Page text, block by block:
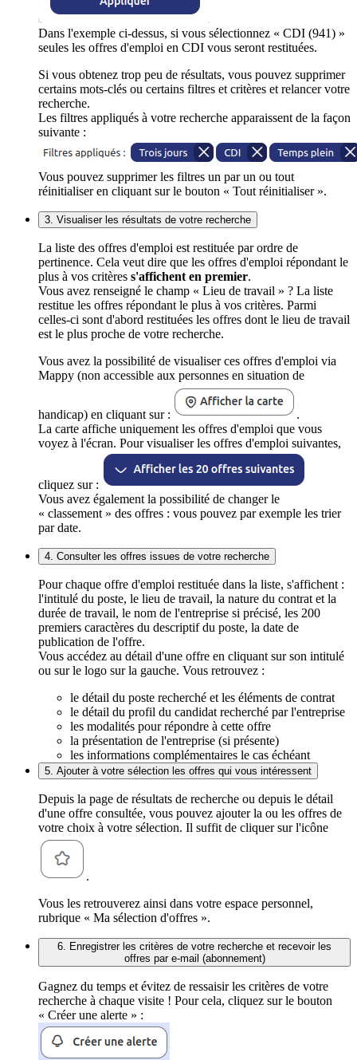
Dans l'exemple ci-dessus, si vous sélectionnez « CDI (941) »
seules les offres d'emploi en CDI vous seront restituées.
Si vous obtenez trop peu de résultats, vous pouvez supprimer
certains mots-clés ou certains filtres et critères et relancer votre
recherche.
Les filtres appliqués à votre recherche apparaissent de la façon
suivante :
Vous pouvez supprimer les filtres un par un ou tout
réinitialiser en cliquant sur le bouton « Tout réinitialiser ».
3. Visualiser les résultats de votre recherche
La liste des offres d'emploi est restituée par ordre de
pertinence. Cela veut dire que les offres d'emploi répondant le
plus à vos critères s'affichent en premier.
Vous avez renseigné le champ « Lieu de travail » ? La liste
restitue les offres répondant le plus à vos critères. Parmi
celles-ci sont d'abord restituées les offres dont le lieu de travail
est le plus proche de votre recherche.
Vous avez la possibilité de visualiser ces offres d'emploi via
Mappy (non accessible aux personnes en situation de
handicap) en cliquant sur :
.
La carte affiche uniquement les offres d'emploi que vous
voyez à l'écran. Pour visualiser les offres d'emploi suivantes,
cliquez sur :
Vous avez également la possibilité de changer le
« classement » des offres : vous pouvez par exemple les trier
par date.
4. Consulter les offres issues de votre recherche
Pour chaque offre d'emploi restituée dans la liste, s'affichent :
l'intitulé du poste, le lieu de travail, la nature du contrat et la
durée de travail, le nom de l'entreprise si précisé, les 200
premiers caractères du descriptif du poste, la date de
publication de l'offre.
Vous accédez au détail d'une offre en cliquant sur son intitulé
ou sur le logo sur la gauche. Vous retrouvez :
le détail du poste recherché et les éléments de contrat
le détail du profil du candidat recherché par l'entreprise
les modalités pour répondre à cette offre
la présentation de l'entreprise (si présente)
les informations complémentaires le cas échéant
5. Ajouter à votre sélection les offres qui vous intéressent
Depuis la page de résultats de recherche ou depuis le détail
d'une offre consultée, vous pouvez ajouter la ou les offres de
votre choix à votre sélection. Il suffit de cliquer sur l'icône
.
Vous les retrouverez ainsi dans votre espace personnel,
rubrique « Ma sélection d'offres ».
6. Enregistrer les critères de votre recherche et recevoir les
offres par e-mail (abonnement)
Gagnez du temps et évitez de ressaisir les critères de votre
recherche à chaque visite ! Pour cela, cliquez sur le bouton
« Créer une alerte » :